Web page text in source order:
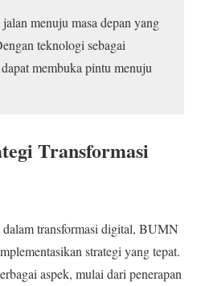
menuju masa depan yang
teknologi sebagai
membuka pintu menuju
Transformasi
transformasi digital, BUMN
strategi yang tepat.
aspek, mulai dari penerapan